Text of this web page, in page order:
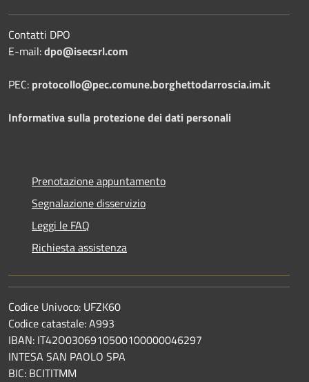
Contatti DPO
E-mail:dpo@isecsrl.com
PEC: protocollo@pec.comune.borghettodarroscia.im.it
Informativa sulla protezione dei dati personali
Prenotazione appuntamento
Segnalazione disservizio
Leggi le FAQ
Richiesta assistenza
Codice Univoco: UFZK60
Codice catastale: A993
IBAN: IT42O0306910500100000046297
INTESA SAN PAOLO SPA
BIC: BCITITMM